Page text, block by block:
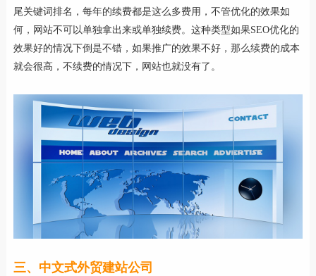
尾关键词排名，每年的续费都是这么多费用，不管优化的效果如
何，网站不可以单独拿出来或单独续费。这种类型如果SEO优化的
效果好的情况下倒是不错，如果推广的效果不好，那么续费的成本
就会很高，不续费的情况下，网站也就没有了。
三、中文式外贸建站公司